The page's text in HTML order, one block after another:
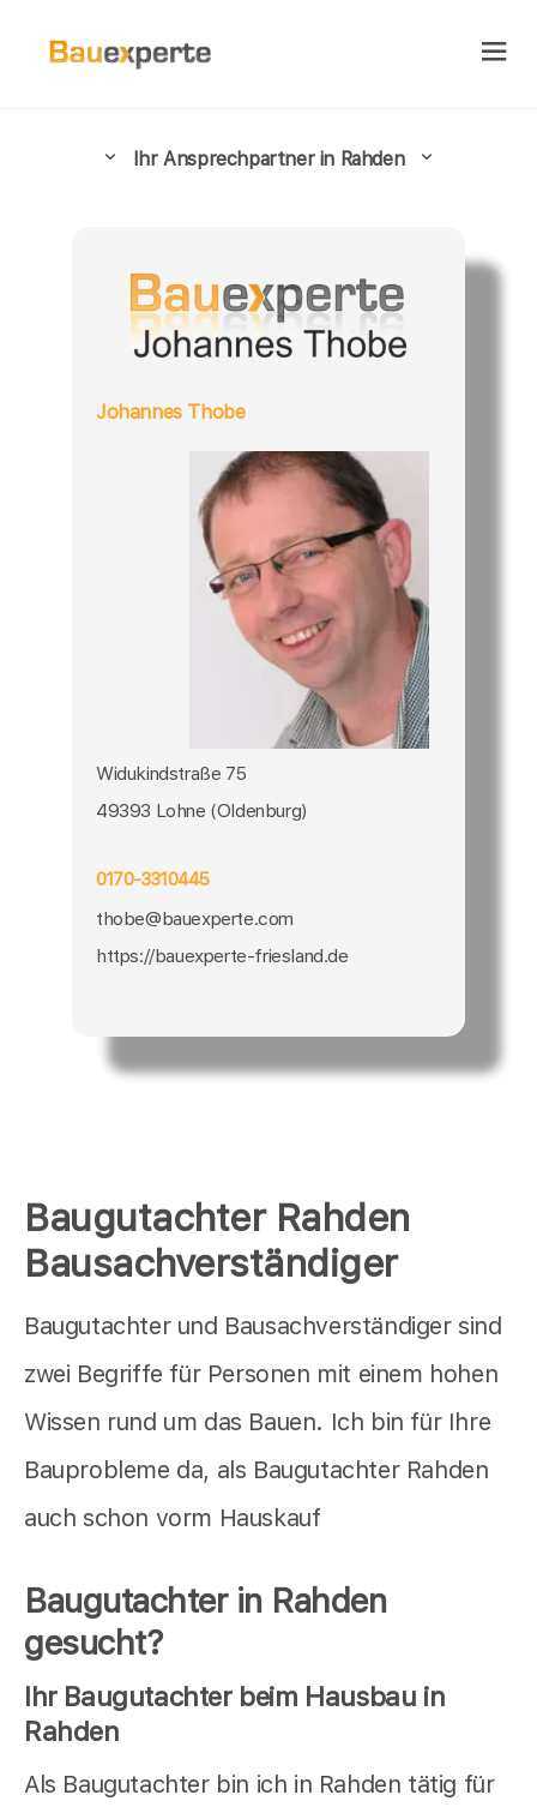
Baugutachter Rahden
Bausachverständiger
Baugutachter und Bausachverständiger sind
zwei Begriffe für Personen mit einem hohen
Wissen rund um das Bauen. Ich bin für Ihre
Bauprobleme da, als Baugutachter Rahden
auch schon vorm Hauskauf
Baugutachter in Rahden
gesucht?
Ihr Baugutachter beim Hausbau in
Rahden
Als Baugutachter bin ich in Rahden tätig für
Ihr Ansprechpartner in Rahden
Johannes Thobe
Widukindstraße 75
49393 Lohne (Oldenburg)
0170-3310445
thobe@bauexperte.com
https://bauexperte-friesland.de